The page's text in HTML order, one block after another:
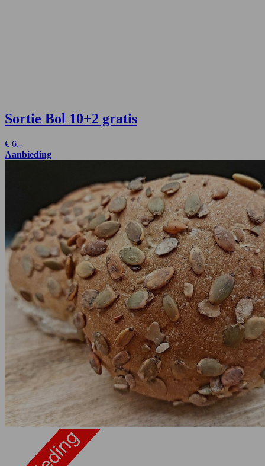
Sortie Bol 10+2 gratis
€ 6.-
Aanbieding